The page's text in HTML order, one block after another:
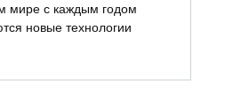
мире с каждым годом
новые технологии